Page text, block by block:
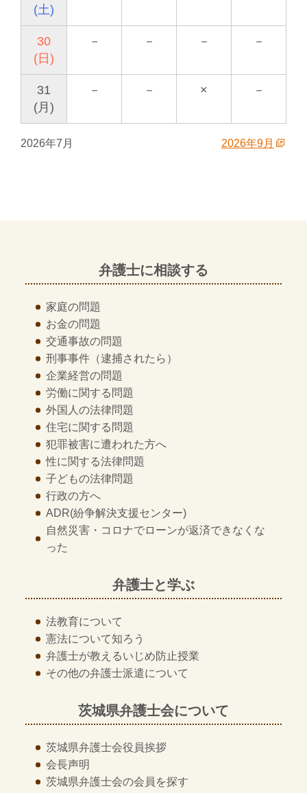
(土)
30
(日)
－ － － －
31
(月)
－ － × －
2026年7月 2026年9月
弁護士に相談する
家庭の問題
お金の問題
交通事故の問題
刑事事件 （逮捕されたら）
企業経営の問題
労働に関する問題
外国人の法律問題
住宅に関する問題
犯罪被害に遭われた方へ
性に関する法律問題
子どもの法律問題
行政の方へ
ADR(紛争解決支援センター)
自然災害・コロナでローンが返済できなくな
った
弁護士と学ぶ
法教育について
憲法について知ろう
弁護士が教えるいじめ防止授業
その他の弁護士派遣について
茨城県弁護士会について
茨城県弁護士会役員挨拶
会長声明
茨城県弁護士会の会員を探す